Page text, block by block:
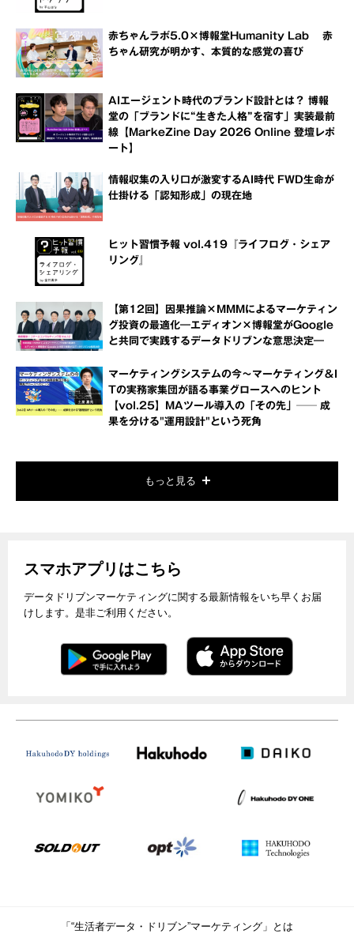
赤ちゃんラボ5.0×博報堂Humanity Lab 赤
ちゃん研究が明かす、本質的な感覚の喜び
AIエージェント時代のブランド設計とは？ 博報
堂の「ブランドに“生きた人格”を宿す」実装最前
線【MarkeZine Day 2026 Online 登壇レポ
ート】
情報収集の入り口が激変するAI時代 FWD生命が
仕掛ける「認知形成」の現在地
ヒット習慣予報 vol.419『ライフログ・シェア
リング』
【第12回】因果推論×MMMによるマーケティン
グ投資の最適化―エディオン×博報堂がGoogle
と共同で実践するデータドリブンな意思決定―
マーケティングシステムの今～マーケティング＆I
Tの実務家集団が語る事業グロースへのヒント
【vol.25】MAツール導入の「その先」── 成
果を分ける"運用設計"という死角
もっと見る
スマホアプリはこちら
データドリブンマーケティングに関する最新情報をいち早くお届
けします。是非ご利用ください。
「“生活者データ・ドリブン”マーケティング」とは